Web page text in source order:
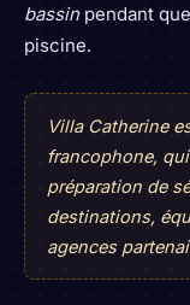
bassinpendant
piscine.
Villa Catherine
francophone,
préparation de
destinations,
agences